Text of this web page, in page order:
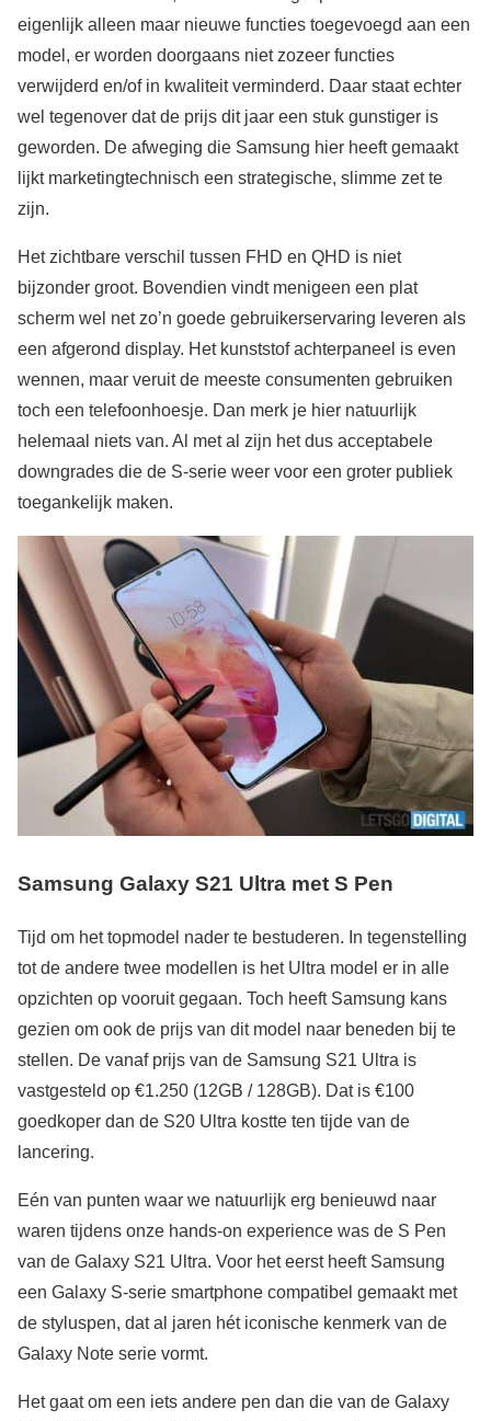
eigenlijk alleen maar nieuwe functies toegevoegd aan een
model, er worden doorgaans niet zozeer functies
verwijderd en/of in kwaliteit verminderd. Daar staat echter
wel tegenover dat de prijs dit jaar een stuk gunstiger is
geworden. De afweging die Samsung hier heeft gemaakt
lijkt marketingtechnisch een strategische, slimme zet te
zijn.
Het zichtbare verschil tussen FHD en QHD is niet
bijzonder groot. Bovendien vindt menigeen een plat
scherm wel net zo’n goede gebruikerservaring leveren als
een afgerond display. Het kunststof achterpaneel is even
wennen, maar veruit de meeste consumenten gebruiken
toch een telefoonhoesje. Dan merk je hier natuurlijk
helemaal niets van. Al met al zijn het dus acceptabele
downgrades die de S-serie weer voor een groter publiek
toegankelijk maken.
Samsung Galaxy S21 Ultra met S Pen
Tijd om het topmodel nader te bestuderen. In tegenstelling
tot de andere twee modellen is het Ultra model er in alle
opzichten op vooruit gegaan. Toch heeft Samsung kans
gezien om ook de prijs van dit model naar beneden bij te
stellen. De vanaf prijs van de Samsung S21 Ultra is
vastgesteld op €1.250 (12GB / 128GB). Dat is €100
goedkoper dan de S20 Ultra kostte ten tijde van de
lancering.
Eén van punten waar we natuurlijk erg benieuwd naar
waren tijdens onze hands-on experience was de S Pen
van de Galaxy S21 Ultra. Voor het eerst heeft Samsung
een Galaxy S-serie smartphone compatibel gemaakt met
de styluspen, dat al jaren hét iconische kenmerk van de
Galaxy Note serie vormt.
Het gaat om een iets andere pen dan die van de Galaxy